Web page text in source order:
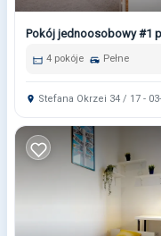
Pokój jednoosobowy #1
4 pokóje Pełne
Stefana Okrzei 34 / 17 -